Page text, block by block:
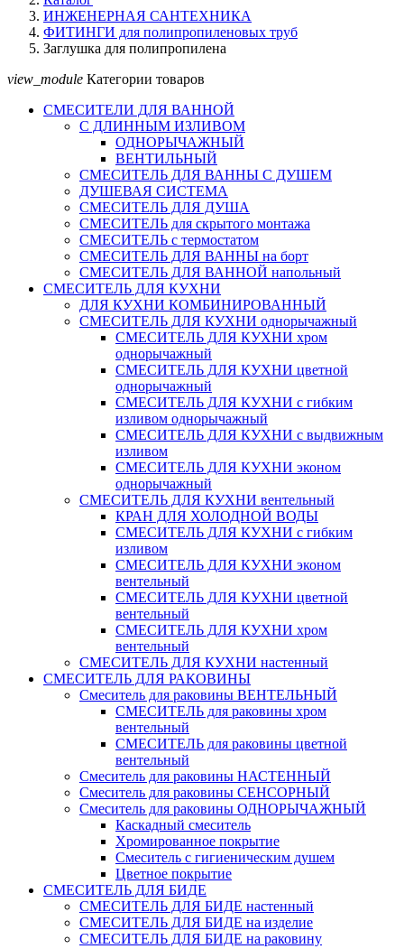
ИНЖЕНЕРНАЯ САНТЕХНИКА
ФИТИНГИ для полипропиленовых труб
Заглушка для полипропилена
view_module Категории товаров
СМЕСИТЕЛИ ДЛЯ ВАННОЙ
С ДЛИННЫМ ИЗЛИВОМ
ОДНОРЫЧАЖНЫЙ
ВЕНТИЛЬНЫЙ
СМЕСИТЕЛЬ ДЛЯ ВАННЫ С ДУШЕМ
ДУШЕВАЯ СИСТЕМА
СМЕСИТЕЛЬ ДЛЯ ДУША
СМЕСИТЕЛЬ для скрытого монтажа
СМЕСИТЕЛЬ с термостатом
СМЕСИТЕЛЬ ДЛЯ ВАННЫ на борт
СМЕСИТЕЛЬ ДЛЯ ВАННОЙ напольный
СМЕСИТЕЛЬ ДЛЯ КУХНИ
ДЛЯ КУХНИ КОМБИНИРОВАННЫЙ
СМЕСИТЕЛЬ ДЛЯ КУХНИ однорычажный
СМЕСИТЕЛЬ ДЛЯ КУХНИ хром
однорычажный
СМЕСИТЕЛЬ ДЛЯ КУХНИ цветной
однорычажный
СМЕСИТЕЛЬ ДЛЯ КУХНИ с гибким
изливом однорычажный
СМЕСИТЕЛЬ ДЛЯ КУХНИ с выдвижным
изливом
СМЕСИТЕЛЬ ДЛЯ КУХНИ эконом
однорычажный
СМЕСИТЕЛЬ ДЛЯ КУХНИ вентельный
КРАН ДЛЯ ХОЛОДНОЙ ВОДЫ
СМЕСИТЕЛЬ ДЛЯ КУХНИ с гибким
изливом
СМЕСИТЕЛЬ ДЛЯ КУХНИ эконом
вентельный
СМЕСИТЕЛЬ ДЛЯ КУХНИ цветной
вентельный
СМЕСИТЕЛЬ ДЛЯ КУХНИ хром
вентельный
СМЕСИТЕЛЬ ДЛЯ КУХНИ настенный
СМЕСИТЕЛЬ ДЛЯ РАКОВИНЫ
Смеситель для раковины ВЕНТЕЛЬНЫЙ
СМЕСИТЕЛЬ для раковины хром
вентельный
СМЕСИТЕЛЬ для раковины цветной
вентельный
Смеситель для раковины НАСТЕННЫЙ
Смеситель для раковины СЕНСОРНЫЙ
Смеситель для раковины ОДНОРЫЧАЖНЫЙ
Каскадный смеситель
Хромированное покрытие
Смеситель с гигиеническим душем
Цветное покрытие
СМЕСИТЕЛЬ ДЛЯ БИДЕ
СМЕСИТЕЛЬ ДЛЯ БИДЕ настенный
СМЕСИТЕЛЬ ДЛЯ БИДЕ на изделие
СМЕСИТЕЛЬ ДЛЯ БИДЕ на раковину